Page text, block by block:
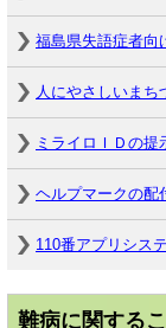
福島県失語症者向
人にやさしいまち
ミライロＩＤの提
ヘルプマークの配
110番アプリシス
難病に関する